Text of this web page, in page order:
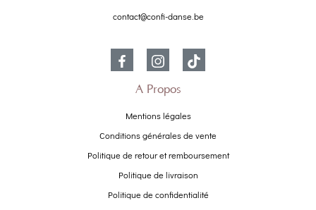
contact@confi-danse.be
À Propos
Mentions légales
Conditions générales de vente
Politique de retour et remboursement
Politique de livraison
Politique de confidentialité